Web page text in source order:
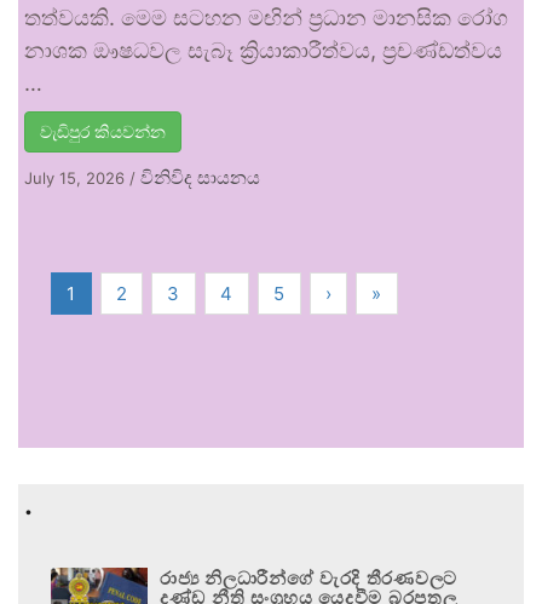
තත්වයකි. මෙම සටහන මඟින් ප්‍රධාන මානසික රෝග
නාශක ඖෂධවල සැබෑ ක්‍රියාකාරීත්වය, ප්‍රචණ්ඩත්වය
…
වැඩිපුර කියවන්න
July 15, 2026 / විනිවිද සායනය
1 2 3 4 5 › »
.
රාජ්‍ය නිලධාරීන්ගේ වැරදි තීරණවලට
දණ්ඩ නීති සංග්‍රහය යෙදවීම බරපතල